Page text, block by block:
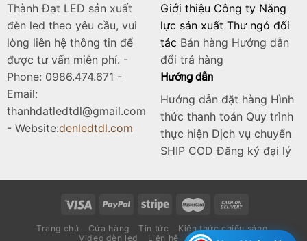
Thành Đạt LED sản xuất
đèn led theo yêu cầu, vui
lòng liên hệ thông tin để
được tư vấn miễn phí. -
Phone: 0986.474.671 -
Email:
thanhdatledtdl@gmail.com
- Website:denledtdl.com
Giới thiệu Công ty Năng
lực sản xuất Thư ngỏ đối
tác Bán hàng Hướng dẫn
đổi trả hàng
Hướng dẫn
Hướng dẫn đặt hàng Hình
thức thanh toán Quy trình
thực hiện Dịch vụ chuyển
SHIP COD Đăng ký đại lý
Trang chủ Cửa hàng Tin tức
Kiến thức chiếu sáng
Video đèn led
Liên hệ Catalogue